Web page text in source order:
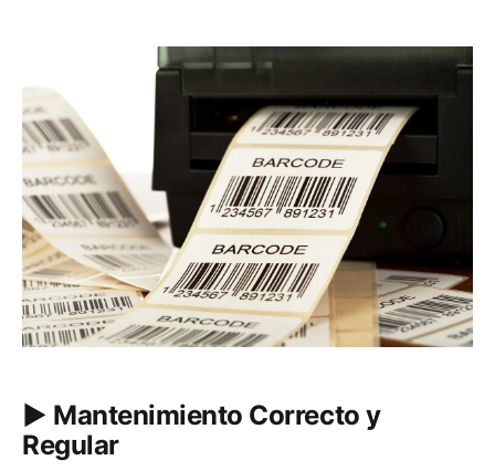
▶︎ Mantenimiento Correcto y
Regular